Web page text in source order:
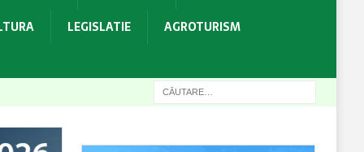
LEGISLATIE
AGROTURISM